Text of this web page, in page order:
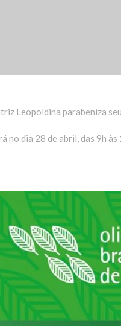
Leopoldina parabeniza
no dia 28 de abril, das 9h às